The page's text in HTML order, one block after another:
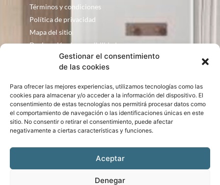
Gestionar el consentimiento
de las cookies
Para ofrecer las mejores experiencias, utilizamos tecnologías como las
cookies para almacenar y/o acceder a la información del dispositivo. El
consentimiento de estas tecnologías nos permitirá procesar datos como
el comportamiento de navegación o las identificaciones únicas en este
sitio. No consentir o retirar el consentimiento, puede afectar
negativamente a ciertas características y funciones.
Aceptar
Denegar
Términos y condiciones
Política de privacidad
Mapa del sitio
Declaración de accesibilidad
Contacto
Fontanería Baquero
C/ Justo Zoco, 36 Ejea de los Caballeros
Zaragoza – España
consultas@bqbath.es
693 21 32 44